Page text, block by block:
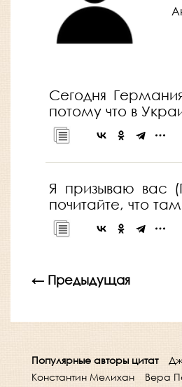
Сегодня
потому что в
Я призываю вас
почитайте, что
← Предыдущая
Популярные авторы цитат
Константин Мелихан
Вера